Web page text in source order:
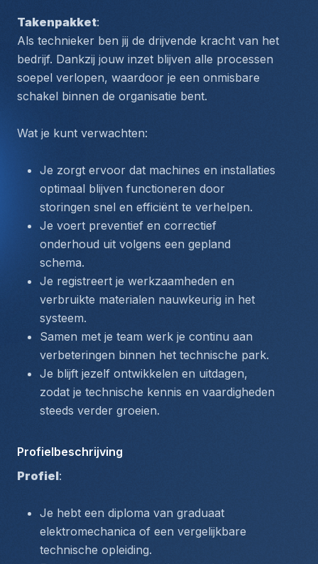
Takenpakket:
Als technieker ben jij de drijvende kracht van het
bedrijf. Dankzij jouw inzet blijven alle processen
soepel verlopen, waardoor je een onmisbare
schakel binnen de organisatie bent.
Wat je kunt verwachten:
Je zorgt ervoor dat machines en installaties
optimaal blijven functioneren door
storingen snel en efficiënt te verhelpen.
Je voert preventief en correctief
onderhoud uit volgens een gepland
schema.
Je registreert je werkzaamheden en
verbruikte materialen nauwkeurig in het
systeem.
Samen met je team werk je continu aan
verbeteringen binnen het technische park.
Je blijft jezelf ontwikkelen en uitdagen,
zodat je technische kennis en vaardigheden
steeds verder groeien.
Profielbeschrijving
Profiel:
Je hebt een diploma van graduaat
elektromechanica of een vergelijkbare
technische opleiding.